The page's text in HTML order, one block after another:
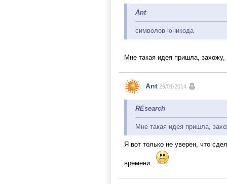
Ant
символов юникода
Мне такая идея пришла,
Ant 29/01/2014
REsearch
Мне такая идея пришла,
Я вот только не уверен, что
времени.